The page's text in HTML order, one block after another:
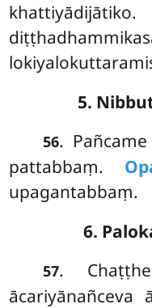
5.
56. Pañcame
pattabbaṃ.
upagantabbaṃ.
6.
57.
ācariyānañceva